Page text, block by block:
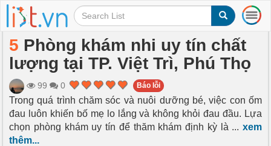
T
o
g
l
e
v
g
5 Phòng khám nhi uy tín chất
lượng tại TP. Việt Trì, Phú Thọ
99 0 Báo lỗi
Trong quá trình chăm sóc và nuôi dưỡng bé, việc con ốm
đau luôn khiến bố mẹ lo lắng và không khỏi đau đầu. Lựa
chọn phòng khám uy tín để thăm khám định kỳ là ... xem
thêm...